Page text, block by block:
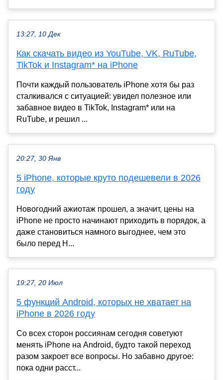
13:27, 10 Дек
Как скачать видео из YouTube, VK, RuTube,
TikTok и Instagram* на iPhone
Почти каждый пользователь iPhone хотя бы раз
сталкивался с ситуацией: увидел полезное или
забавное видео в TikTok, Instagram* или на
RuTube, и решил ...
20:27, 30 Янв
5 iPhone, которые круто подешевели в 2026
году
Новогодний ажиотаж прошел, а значит, цены на
iPhone не просто начинают приходить в порядок, а
даже становиться намного выгоднее, чем это
было перед Н...
19:27, 20 Июл
5 функций Android, которых не хватает на
iPhone в 2026 году
Со всех сторон россиянам сегодня советуют
менять iPhone на Android, будто такой переход
разом закроет все вопросы. Но забавно другое:
пока одни расст...